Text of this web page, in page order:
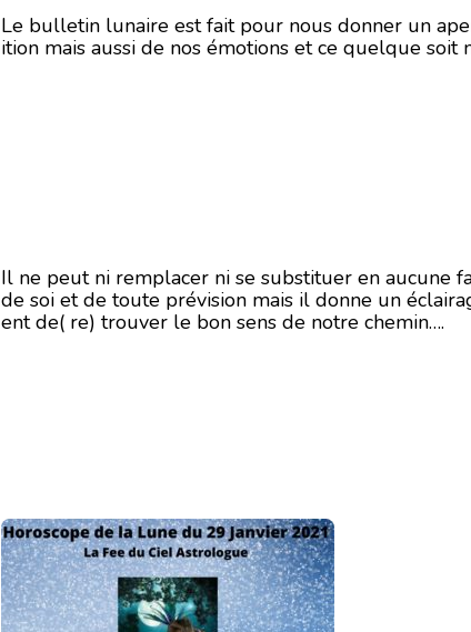
Le bulletin lunaire est fait pour nous donner un
ition mais aussi de nos émotions et ce quelque soit
Il ne peut ni remplacer ni se substituer en aucune
de soi et de toute prévision mais il donne un
ent de( re) trouver le bon sens de notre chemin….